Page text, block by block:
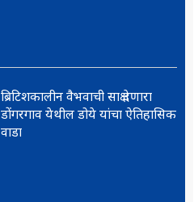
ब्रिटिशकालीन वैभवाची साक्ष देणारा
डोंगरगाव येथील डोये यांचा ऐतिहासिक
वाडा